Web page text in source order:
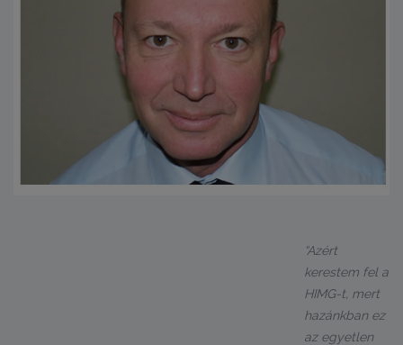
“Azért
kerestem fel a
HIMG-t, mert
hazánkban ez
az egyetlen